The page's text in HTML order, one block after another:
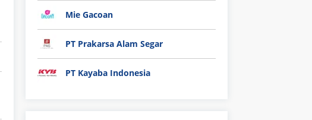
Mie Gacoan
PT Prakarsa Alam Segar
PT Kayaba Indonesia